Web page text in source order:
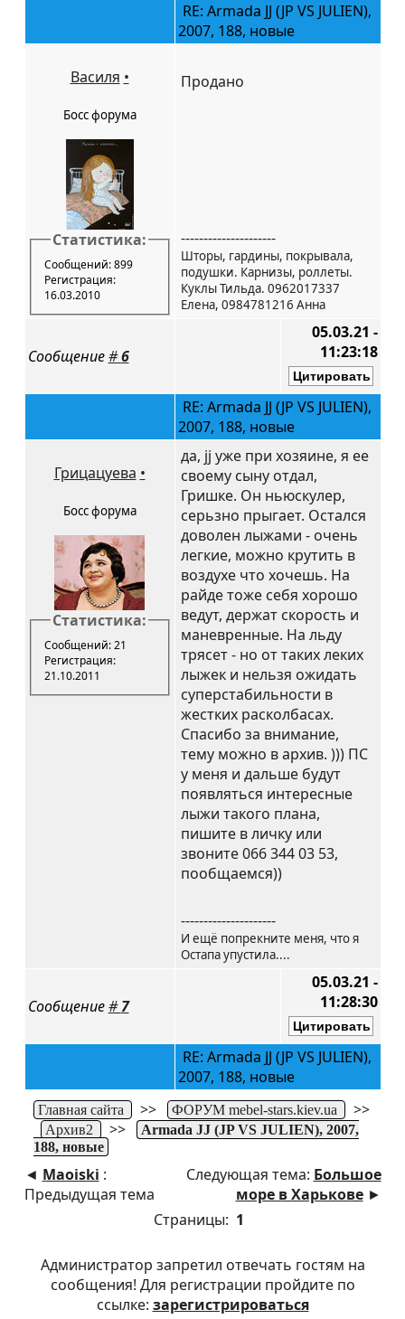
RE: Armada JJ (JP VS JULIEN),
2007, 188, новые
Василя •
Босс форума
Статистика:
Сообщений: 899
Регистрация:
16.03.2010
Продано
---------------------
Шторы, гардины, покрывала,
подушки. Карнизы, роллеты.
Куклы Тильда. 0962017337
Елена, 0984781216 Анна
Сообщение#6
05.03.21 -
11:23:18
RE: Armada JJ (JP VS JULIEN),
2007, 188, новые
Грицацуева •
Босс форума
Статистика:
Сообщений: 21
Регистрация:
21.10.2011
да, jj уже при хозяине, я ее
своему сыну отдал,
Гришке. Он ньюскулер,
серьзно прыгает. Остался
доволен лыжами - очень
легкие, можно крутить в
воздухе что хочешь. На
райде тоже себя хорошо
ведут, держат скорость и
маневренные. На льду
трясет - но от таких леких
лыжек и нельзя ожидать
суперстабильности в
жестких расколбасах.
Спасибо за внимание,
тему можно в архив. ))) ПС
у меня и дальше будут
появляться интересные
лыжи такого плана,
пишите в личку или
звоните 066 344 03 53,
пообщаемся))
---------------------
И ещё попрекните меня, что я
Остапа упустила....
Сообщение#7
05.03.21 -
11:28:30
RE: Armada JJ (JP VS JULIEN),
2007, 188, новые
Главная сайта >> ФОРУМ mebel-stars.kiev.ua >>
Архив2 >>
Armada JJ (JP VS JULIEN), 2007,
188, новые
◄ Maoiski :
Предыдущая тема
Следующая тема: Большое
море в Харькове►
Страницы: 1
Администратор запретил отвечать гостям на
сообщения! Для регистрации пройдите по
ссылке: зарегистрироваться